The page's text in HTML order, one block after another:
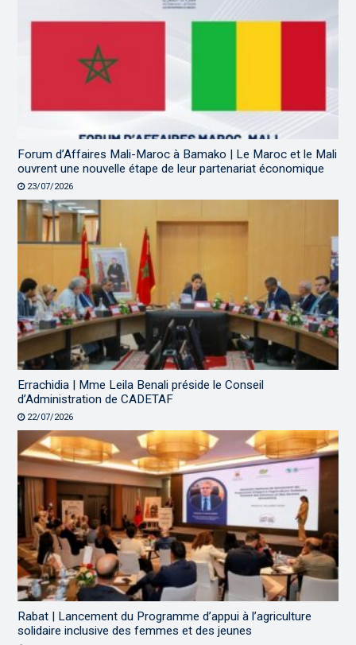
Forum d’Affaires Mali-Maroc à Bamako | Le Maroc et le Mali
ouvrent une nouvelle étape de leur partenariat économique
23/07/2026
Errachidia | Mme Leila Benali préside le Conseil
d’Administration de CADETAF
22/07/2026
Rabat | Lancement du Programme d’appui à l’agriculture
solidaire inclusive des femmes et des jeunes